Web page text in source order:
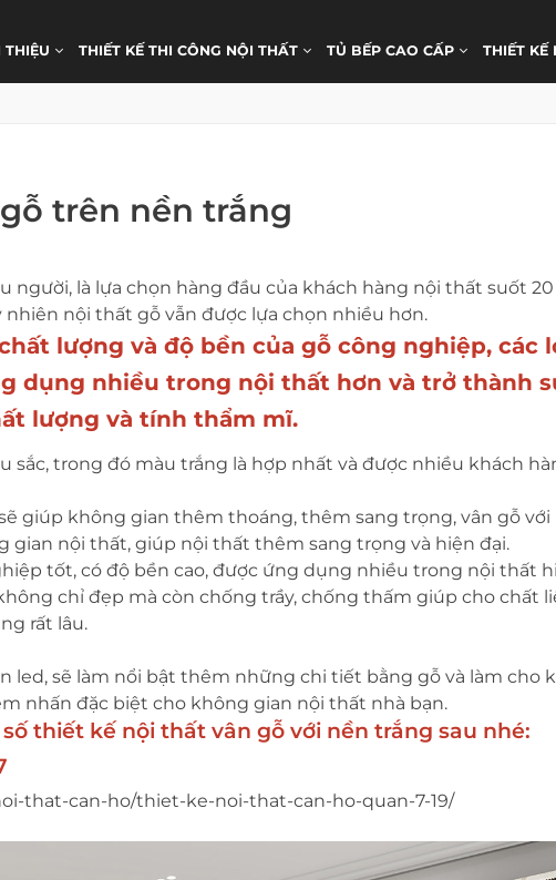
THIỆU THIẾT KẾ THI CÔNG NỘI THẤT TỦ BẾP CAO CẤP THIẾT KẾ
trên nền trắng
người, là lựa chọn hàng đầu của khách hàng nội thất suốt
nội thất gỗ vẫn được lựa chọn nhiều hơn.
lượng và độ bền của gỗ công nghiệp, các
dụng nhiều trong nội thất hơn và trở thành
lượng và tính thẩm mĩ.
sắc, trong đó màu trắng là hợp nhất và được nhiều khách
giúp không gian thêm thoáng, thêm sang trọng, vân gỗ với
gian nội thất, giúp nội thất thêm sang trọng và hiện đại.
tốt, có độ bền cao, được ứng dụng nhiều trong nội thất
chỉ đẹp mà còn chống trầy, chống thấm giúp cho chất
rất lâu.
led, sẽ làm nổi bật thêm những chi tiết bằng gỗ và làm cho
nhấn đặc biệt cho không gian nội thất nhà bạn.
thiết kế nội thất vân gỗ với nền trắng sau nhé:
that-can-ho/thiet-ke-noi-that-can-ho-quan-7-19/